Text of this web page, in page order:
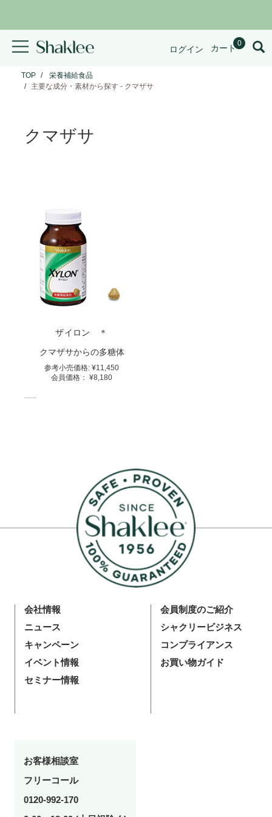
ログイン カート0
TOP
栄養補給食品
主要な成分・素材から探す - クマザサ
クマザサ
イ
ロ
ン
＊
details
ザイロン ＊
クマザサからの多糖体
参考⼩売価格: ¥11,450
会員価格： ¥8,180
会社情報
ニュース
キャンペーン
イベント情報
セミナー情報
会員制度のご紹介
シャクリービジネス
コンプライアンス
お買い物ガイド
お客様相談室
フリーコール
0120-992-170